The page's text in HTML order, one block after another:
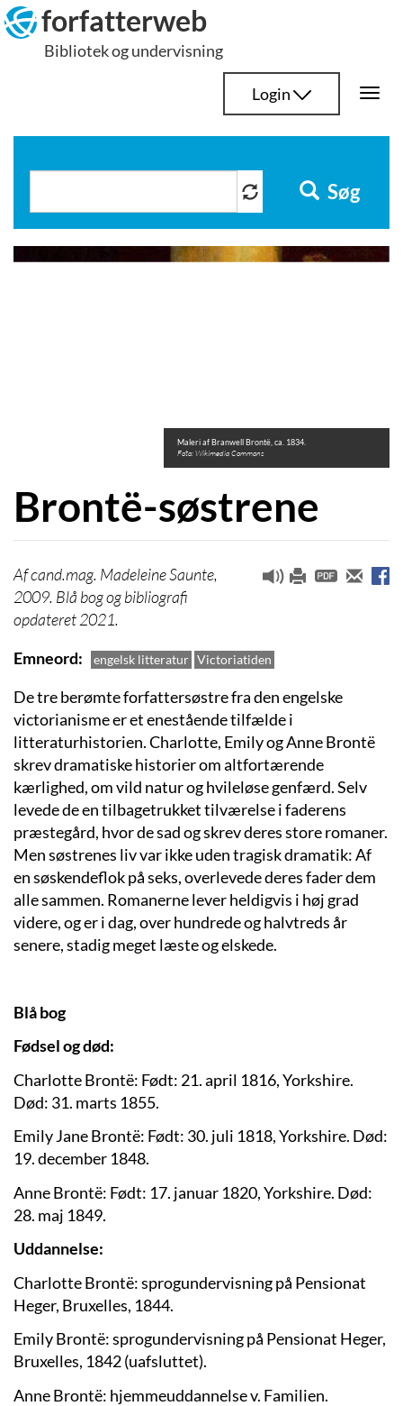
Hop
til
indhold
forfatterweb
Bibliotek og undervisning
Login
Søg
Maleri af Branwell Brontë, ca. 1834.
Foto: Wikimedia Commons
Brontë-søstrene
cand.mag. Madeleine Saunte,
2009. Blå bog og bibliografi
opdateret 2021.
Emneord
engelsk litteratur Victoriatiden
De tre berømte forfattersøstre fra den engelske
victorianisme er et enestående tilfælde i
litteraturhistorien. Charlotte, Emily og Anne Brontë
skrev dramatiske historier om altfortærende
kærlighed, om vild natur og hvileløse genfærd. Selv
levede de en tilbagetrukket tilværelse i faderens
præstegård, hvor de sad og skrev deres store romaner.
Men søstrenes liv var ikke uden tragisk dramatik: Af
en søskendeflok på seks, overlevede deres fader dem
alle sammen. Romanerne lever heldigvis i høj grad
videre, og er i dag, over hundrede og halvtreds år
senere, stadig meget læste og elskede.
Blå bog
Fødsel og død:
Charlotte Brontë: Født: 21. april 1816, Yorkshire.
Død: 31. marts 1855.
Emily Jane Brontë: Født: 30. juli 1818, Yorkshire. Død:
19. december 1848.
Anne Brontë: Født: 17. januar 1820, Yorkshire. Død:
28. maj 1849.
Uddannelse:
Charlotte Brontë: sprogundervisning på Pensionat
Heger, Bruxelles, 1844.
Emily Brontë: sprogundervisning på Pensionat Heger,
Bruxelles, 1842 (uafsluttet).
Anne Brontë: hjemmeuddannelse v. Familien.